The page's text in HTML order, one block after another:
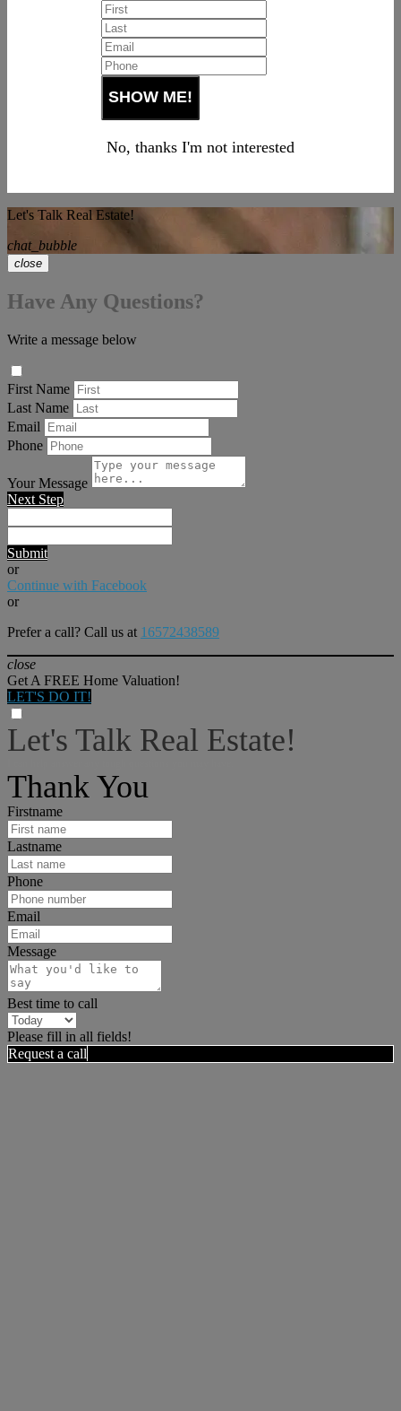
No, thanks I'm not interested
Let's Talk Real Estate!
chat_bubble
close
Have Any Questions?
Write a message below
First Name
Last Name
Email
Phone
Your Message
Next Step
Submit
or
Continue with Facebook
or
Prefer a call? Call us at 16572438589
close
Get A FREE Home Valuation!
LET'S DO IT!
Let's Talk Real Estate!
Thank You
Firstname
Lastname
Phone
Email
Message
Best time to call
Please fill in all fields!
Request a call